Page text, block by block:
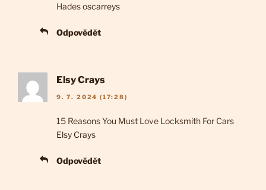
Hadesoscarreys
Odpovědět
Elsy Crays
9. 7. 2024 (17:28)
15 Reasons You Must Love Locksmith For Cars
Elsy Crays
Odpovědět